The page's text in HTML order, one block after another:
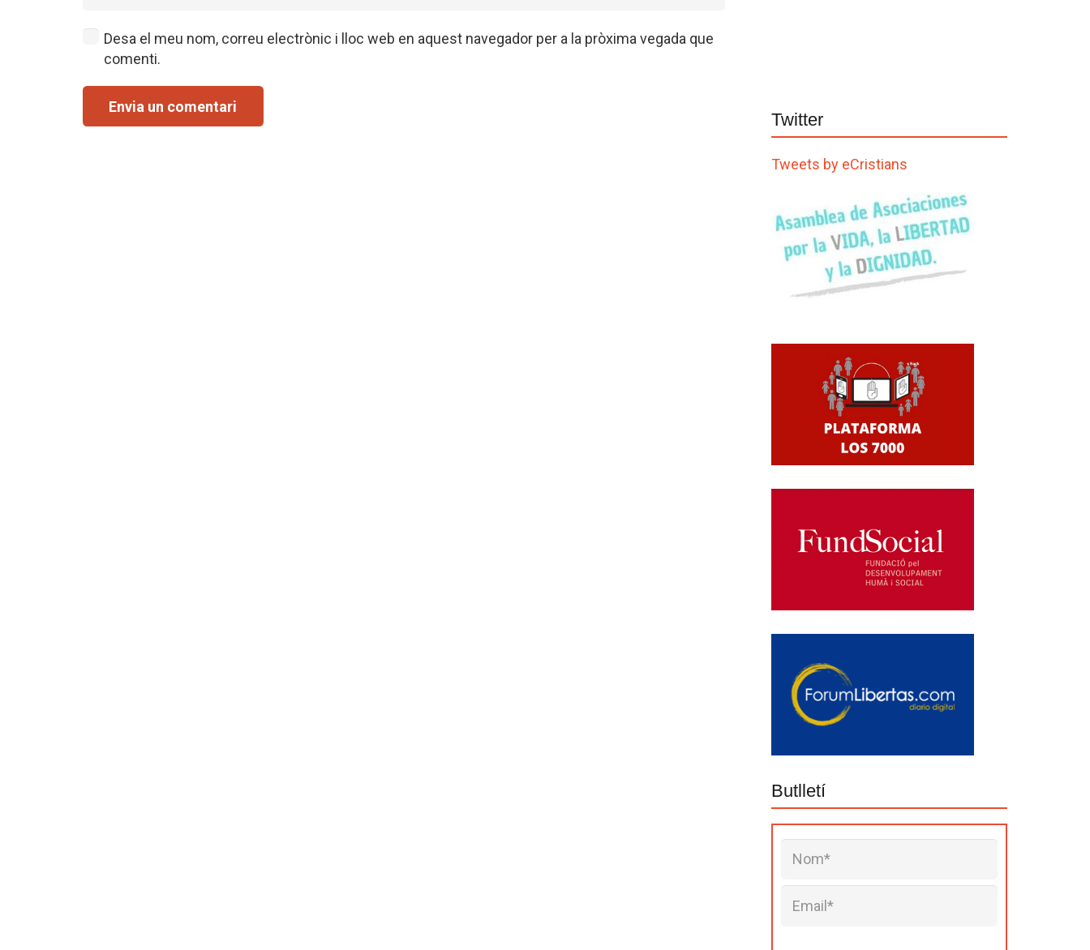
Desa el meu nom, correu electrònic i lloc web en aquest navegador per a la pròxima vegada que
comenti.
Envia un comentari
Twitter
Tweets by eCristians
Butlletí